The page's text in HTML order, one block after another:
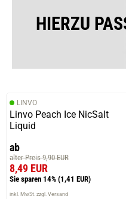
Manuela R.
Tolles Gerät
24.03.2025 — via
Ralph Reinier B.
verifizierter Onlinekauf.
HIERZU
LINVO
Linvo Peach Ice NicSalt
Liquid
ab
alter Preis 9,90 EUR
8,49 EUR
Sie sparen 14% (1,41 EUR)
inkl. MwSt. zzgl. Versand